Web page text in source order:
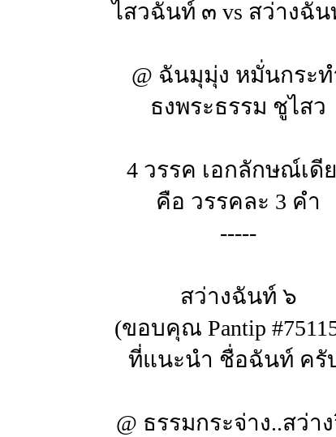
ไสวฉันท์ ๓ vs สว่างฉัน
@ ฉันมุมุ่ง หมั่นกระท
ธงพระธรรม ชูไสว
4 วรรค เอกลักษณ์เดี
คือ วรรคละ 3 คำ
-----
สว่างฉันท์ ๖
(ขอบคุณ Pantip
ที่แนะนำ ชื่อฉันท์ ครั
@ ธรรมกระจ่าง..สว่า